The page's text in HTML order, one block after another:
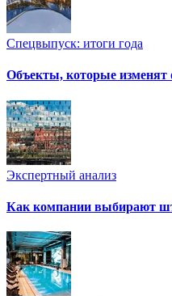
Спецвыпуск: итоги года
Объекты, которые изменят
Экспертный анализ
Как компании выбирают